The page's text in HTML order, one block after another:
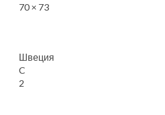
70 × 73
Швеция
C
2